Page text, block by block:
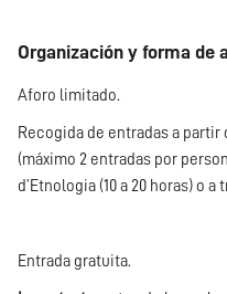
Organización y forma de
Aforo limitado.
Recogida de entradas a
(máximo 2 entradas por
d’Etnologia (10 a 20 horas) o a
Entrada gratuita.